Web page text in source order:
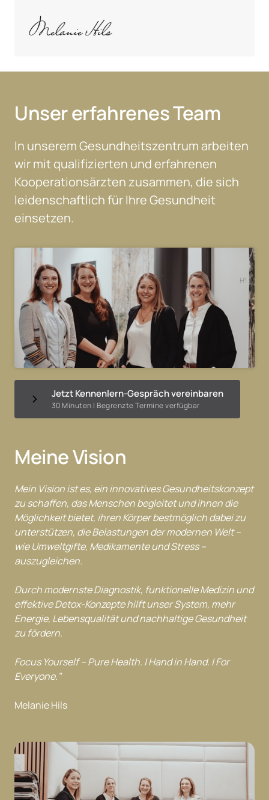
Unser erfahrenes Team
In unserem Gesundheitszentrum arbeiten
wir mit qualifizierten und erfahrenen
Kooperationsärzten zusammen, die sich
leidenschaftlich für Ihre Gesundheit
einsetzen.
Jetzt Kennenlern-Gespräch vereinbaren
30 Minuten | Begrenzte Termine verfügbar
Meine Vision
Mein Vision ist es, ein innovatives Gesundheitskonzept
zu schaffen, das Menschen begleitet und ihnen die
Möglichkeit bietet, ihren Körper bestmöglich dabei zu
unterstützen, die Belastungen der modernen Welt –
wie Umweltgifte, Medikamente und Stress –
auszugleichen.
Durch modernste Diagnostik, funktionelle Medizin und
effektive Detox-Konzepte hilft unser System, mehr
Energie, Lebensqualität und nachhaltige Gesundheit
zu fördern.
Focus Yourself – Pure Health. | Hand in Hand. | For
Everyone."
Melanie Hils